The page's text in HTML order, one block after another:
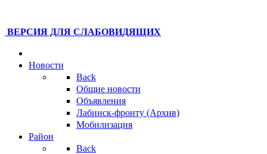
ВЕРСИЯ ДЛЯ СЛАБОВИДЯЩИХ
Новости
Back
Общие новости
Объявления
Лабинск-фронту (Архив)
Мобилизация
Район
Back